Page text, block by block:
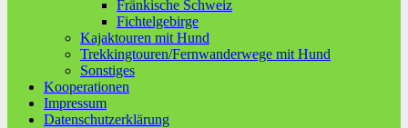
Fränkische Schweiz
Fichtelgebirge
Kajaktouren mit Hund
Trekkingtouren/Fernwanderwege mit Hund
Sonstiges
Kooperationen
Impressum
Datenschutzerklärung